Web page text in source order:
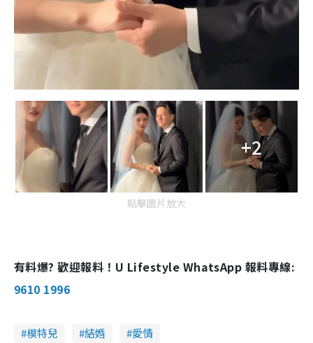
+2
點擊圖片放大
有料爆? 歡迎報料！U Lifestyle WhatsApp 報料專線:
9610 1996
模特兒 結婚 愛情